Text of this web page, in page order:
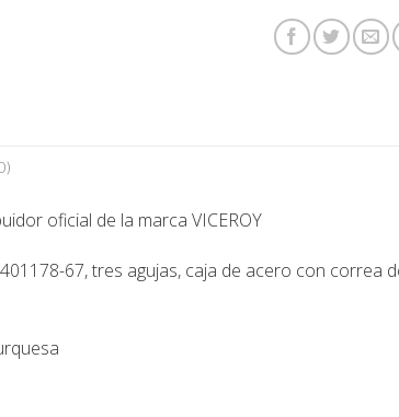
oficial de la marca VICEROY
67, tres agujas, caja de acero con correa